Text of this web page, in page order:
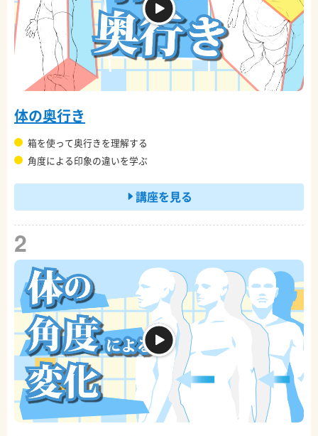
体の奥行き
箱を使って奥行きを理解する
角度による印象の違いを学ぶ
講座を見る
2